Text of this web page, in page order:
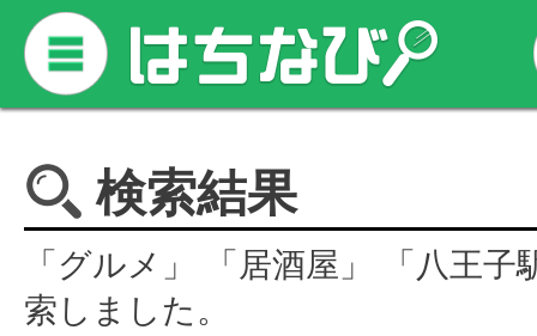
検索結果
「グルメ」 「居酒屋」 「八王子
索しました。